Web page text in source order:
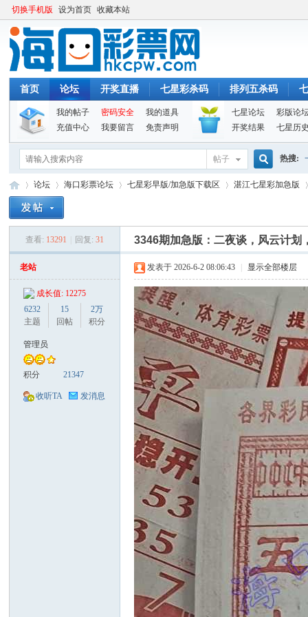
切换手机版 设为首页 收藏本站
首页 论坛 开奖直播 七星彩杀码 排列五杀码
我的帖子 密码安全
我的道具
充值中心
我要留言 免责声明
七星论坛
彩版论
开奖结果
七星历
帖子
搜
索
热搜:
论坛
›
海口彩票论坛 七星彩早版/加急版下载区
›
湛江七星彩加急版
›
查看: 13291 回复: 31 3346期加急版：二夜谈，风云计划
老站
成长值: 12275
6232
主题
15
回帖
2万
积分
管理员
积分 21347
收听TA 发消息
发表于 2026-6-2 08:06:43 显示全部楼层